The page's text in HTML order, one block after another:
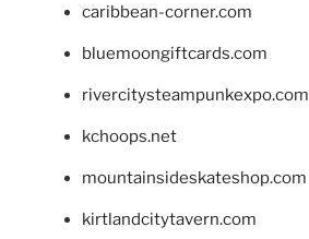
caribbean-corner.com
bluemoongiftcards.com
rivercitysteampunkexpo.com
kchoops.net
mountainsideskateshop.com
kirtlandcitytavern.com